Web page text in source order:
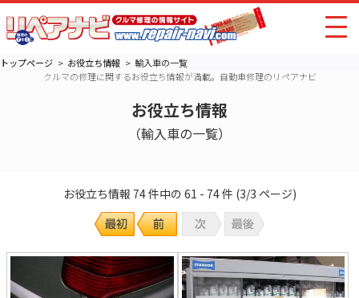
トップページ お役立ち情報
輸入車の一覧
クルマの修理に関するお役立ち情報が満載。自動車修理のリペアナビ
お役立ち情報
（輸入車の一覧）
お役立ち情報 74 件中の 61 - 74 件 (3/3 ページ)